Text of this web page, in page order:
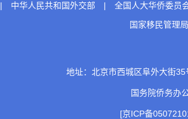
| 中华人民共和国外交部 |
全国人大华侨委员
国家移民管理局
地址：北京市西城区阜外大街
国务院侨务
[京ICP备